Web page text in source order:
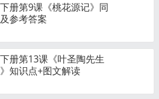
册第9课《桃花源记》同
参考答案
册第13课《叶圣陶先生
知识点+图文解读